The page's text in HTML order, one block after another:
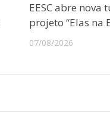
EESC abre nova
projeto “Elas na
07/08/2026